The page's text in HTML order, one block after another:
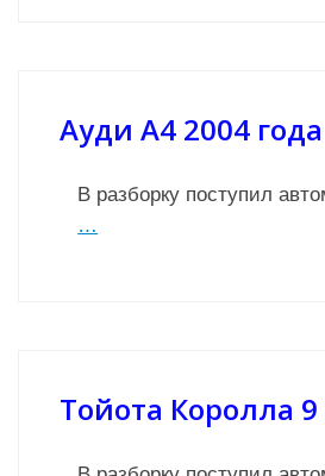
Ауди А4 2004 года
В разборку поступил
…
Тойота Королла 9